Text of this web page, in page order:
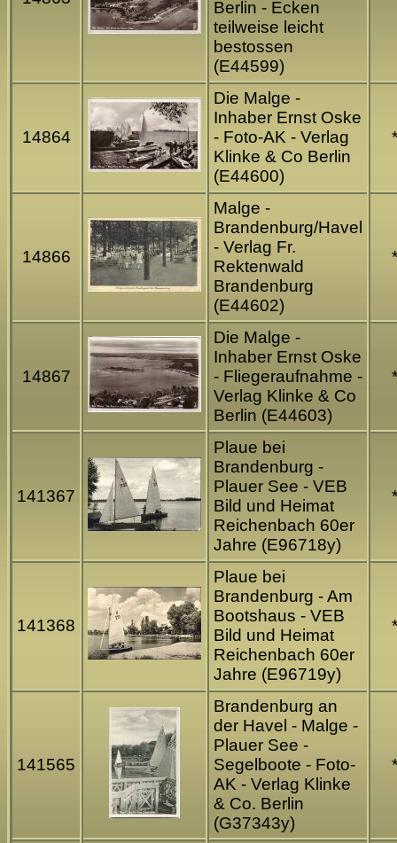
Berlin - Ecken
teilweise leicht
bestossen
(E44599)
14864
Die Malge -
Inhaber Ernst Oske
- Foto-AK - Verlag
Klinke & Co Berlin
(E44600)
*
14866
Malge -
Brandenburg/Havel
- Verlag Fr.
Rektenwald
Brandenburg
(E44602)
*
14867
Die Malge -
Inhaber Ernst Oske
- Fliegeraufnahme -
Verlag Klinke & Co
Berlin (E44603)
*
141367
Plaue bei
Brandenburg -
Plauer See - VEB
Bild und Heimat
Reichenbach 60er
Jahre (E96718y)
*
141368
Plaue bei
Brandenburg - Am
Bootshaus - VEB
Bild und Heimat
Reichenbach 60er
Jahre (E96719y)
*
141565
Brandenburg an
der Havel - Malge -
Plauer See -
Segelboote - Foto-
AK - Verlag Klinke
& Co. Berlin
(G37343y)
*